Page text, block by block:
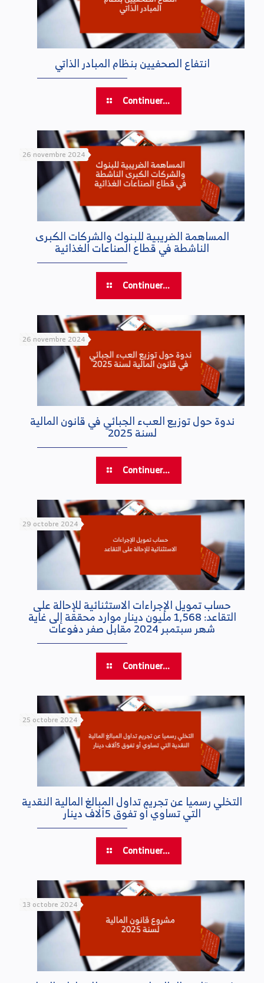
انتفاع الصحفيين بنظام المبادر الذاتي
Continuer...
26 novembre 2024
المساهمة الضريبية للبنوك والشركات الكبرى
الناشطة في قطاع الصناعات الغذائية
Continuer...
26 novembre 2024
ندوة حول توزيع العبء الجبائي في قانون المالية
لسنة 2025
Continuer...
29 octobre 2024
حساب تمويل الإجراءات الاستثنائية للإحالة على
التقاعد: 1,568 مليون دينار موارد محققة إلى غاية
شهر سبتمبر 2024 مقابل صفر دفوعات
Continuer...
25 octobre 2024
التخلي رسميا عن تجريم تداول المبالغ المالية النقدية
التي تساوي أو تفوق 5ألاف دينار
Continuer...
13 octobre 2024